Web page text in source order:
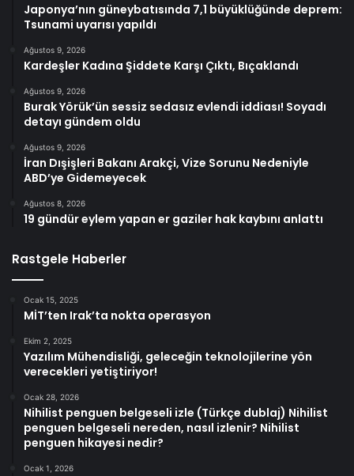
Japonya’nın güneybatısında 7,1 büyüklüğünde deprem:
Tsunami uyarısı yapıldı
Ağustos 9, 2026
Kardeşler Kadına Şiddete Karşı Çıktı, Bıçaklandı
Ağustos 9, 2026
Burak Yörük’ün sessiz sedasız evlendi iddiası! Soyadı
detayı gündem oldu
Ağustos 9, 2026
İran Dışişleri Bakanı Arakçi, Vize Sorunu Nedeniyle
ABD’ye Gidemeyecek
Ağustos 8, 2026
19 gündür eylem yapan er gaziler hak kaybını anlattı
Rastgele Haberler
Ocak 15, 2025
MİT’ten Irak’ta nokta operasyon
Ekim 2, 2025
Yazılım Mühendisliği, geleceğin teknolojilerine yön
verecekleri yetiştiriyor!
Ocak 28, 2026
Nihilist penguen belgeseli izle (Türkçe dublaj) Nihilist
penguen belgeseli nereden, nasıl izlenir? Nihilist
penguen hikayesi nedir?
Ocak 1, 2026